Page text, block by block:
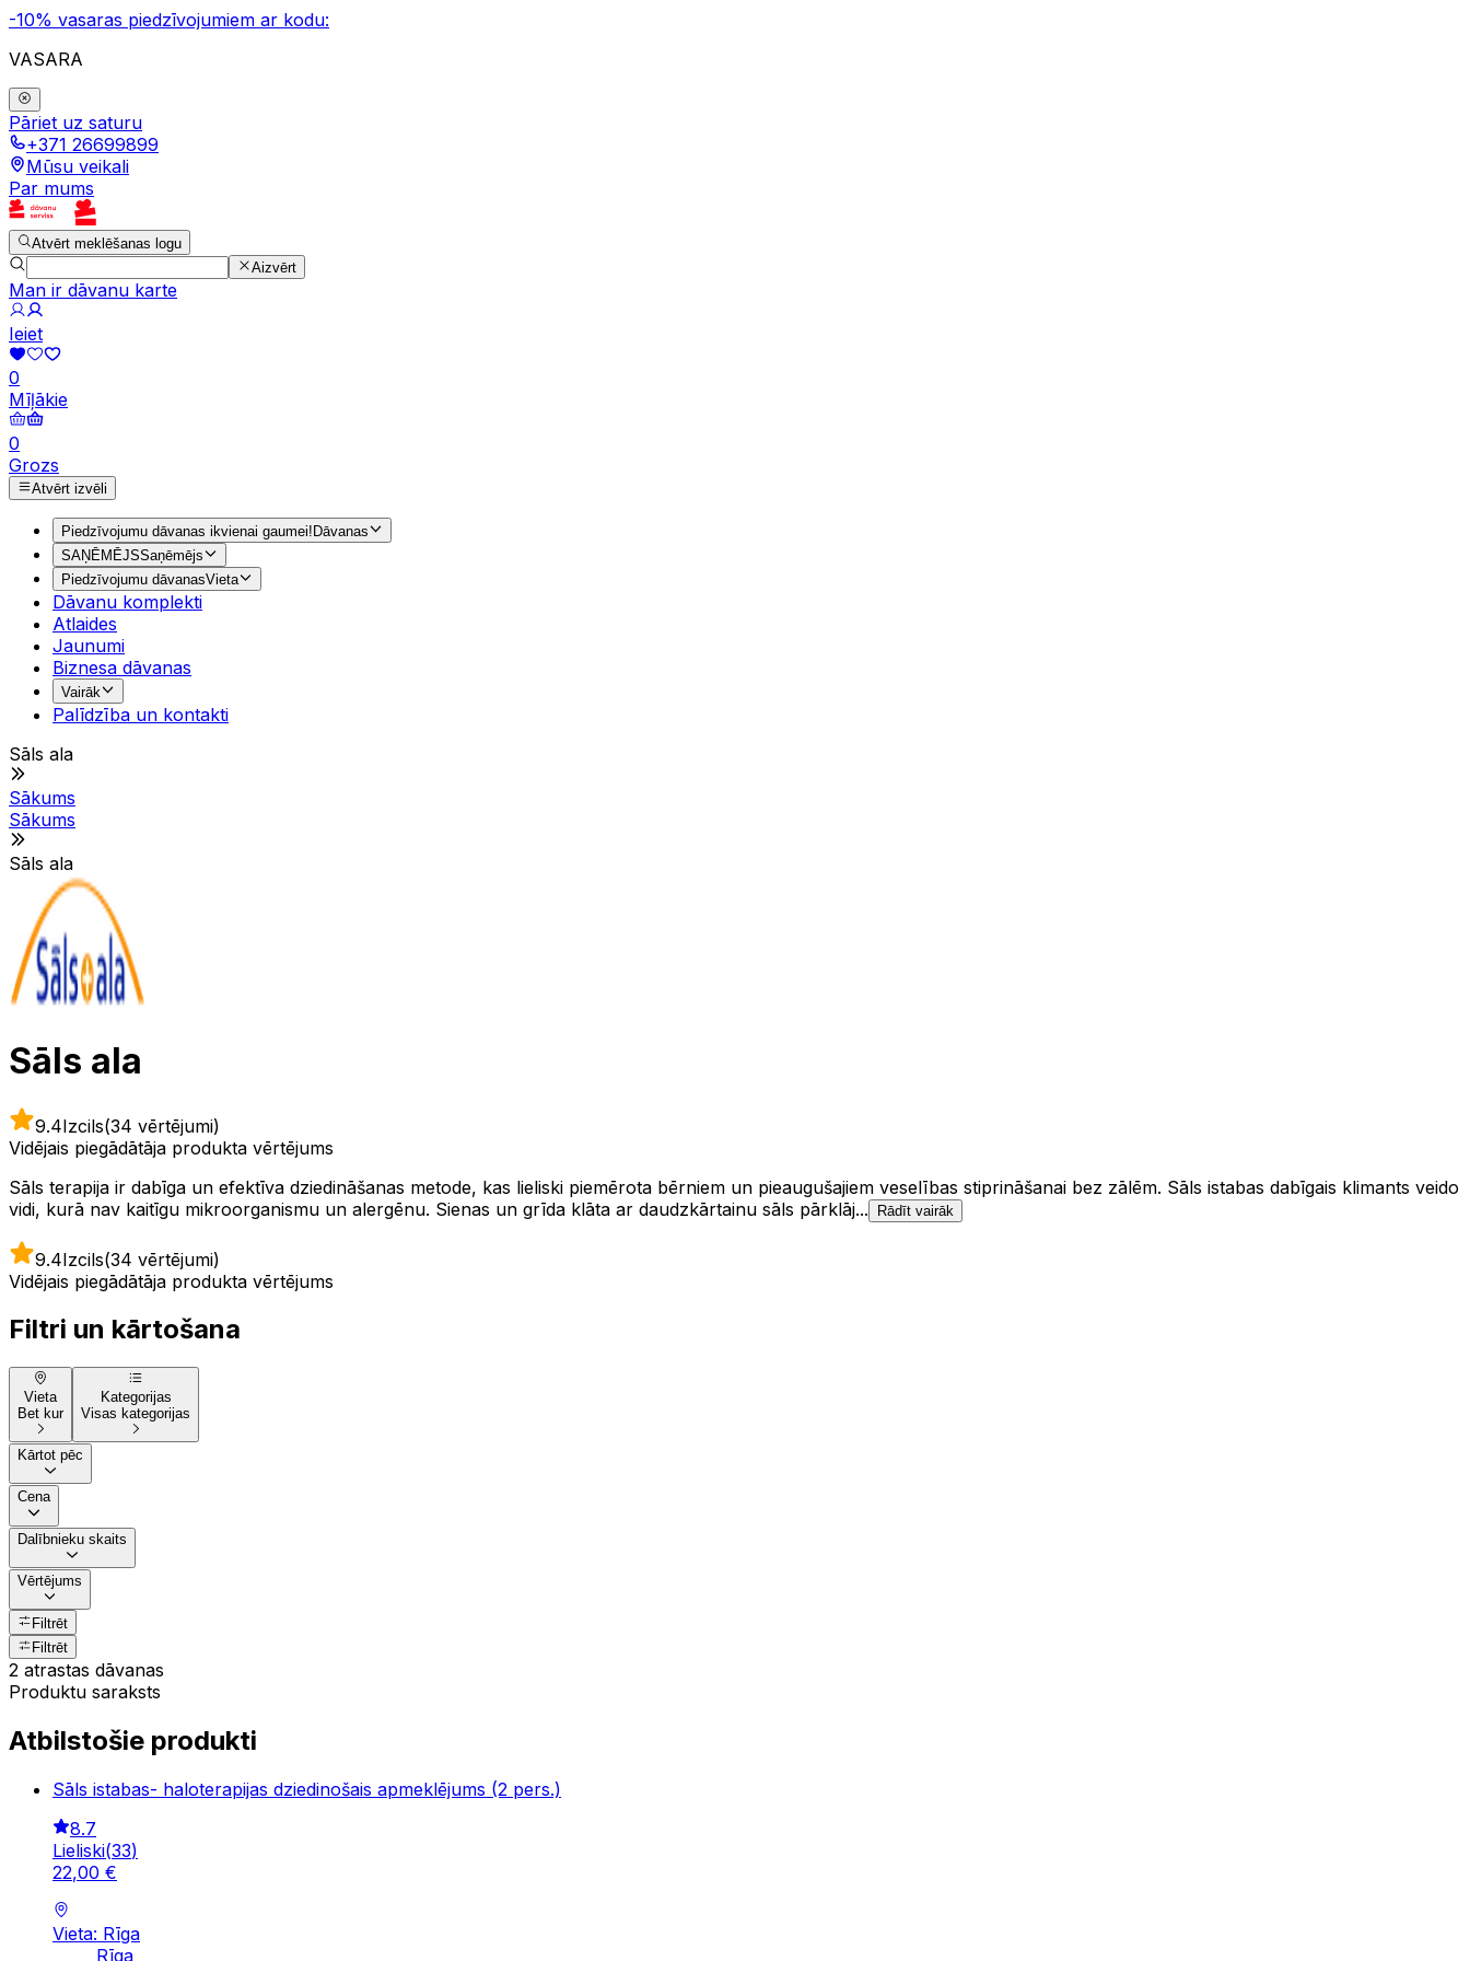
-10% vasaras piedzīvojumiem ar kodu:
VASARA
Pāriet uz saturu
+371 26699899
Mūsu veikali
Par mums
Atvērt meklēšanas logu
Aizvērt
Man ir dāvanu karte
Ieiet
0
Mīļākie
0
Grozs
Atvērt izvēli
Piedzīvojumu dāvanas ikvienai gaumei!Dāvanas
SAŅĒMĒJSSaņēmējs
Piedzīvojumu dāvanasVieta
Dāvanu komplekti
Atlaides
Jaunumi
Biznesa dāvanas
Vairāk
Palīdzība un kontakti
Sāls ala
Sākums
Sākums
Sāls ala
Sāls ala
9.4Izcils(34 vērtējumi)
Vidējais piegādātāja produkta vērtējums
Sāls terapija ir dabīga un efektīva dziedināšanas metode, kas lieliski piemērota bērniem un pieaugušajiem veselības stiprināšanai bez zālēm. Sāls istabas dabīgais klimants veido
vidi, kurā nav kaitīgu mikroorganismu un alergēnu. Sienas un grīda klāta ar daudzkārtainu sāls pārklāj...
Rādīt vairāk
9.4Izcils(34 vērtējumi)
Vidējais piegādātāja produkta vērtējums
Filtri un kārtošana
Vieta
Bet kur
Kategorijas
Visas kategorijas
Kārtot pēc
Cena
Dalībnieku skaits
Vērtējums
Filtrēt
Filtrēt
2 atrastas dāvanas
Produktu saraksts
Atbilstošie produkti
Sāls istabas- haloterapijas dziedinošais apmeklējums (2 pers.)
8.7
Lieliski(33)
22,00 €
Vieta: Rīga
Rīga